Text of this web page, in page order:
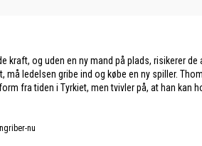
og uden en ny mand på plads, risikerer de
ledelsen gribe ind og købe en ny spiller.
fra tiden i Tyrkiet, men tvivler på, at han kan
nu